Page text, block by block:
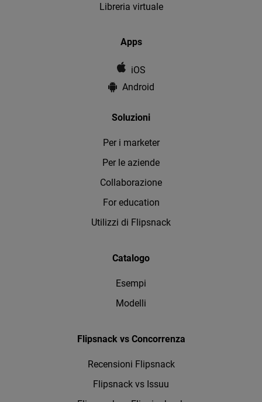
Libreria virtuale
Apps
iOS
Android
Soluzioni
Per i marketer
Per le aziende
Collaborazione
For education
Utilizzi di Flipsnack
Catalogo
Esempi
Modelli
Flipsnack vs Concorrenza
Recensioni Flipsnack
Flipsnack vs Issuu